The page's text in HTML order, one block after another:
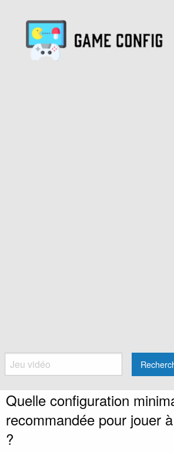
Quelle configuration
recommandée pour jouer
?